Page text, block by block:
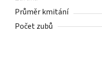
Průměr kmitání
Počet zubů